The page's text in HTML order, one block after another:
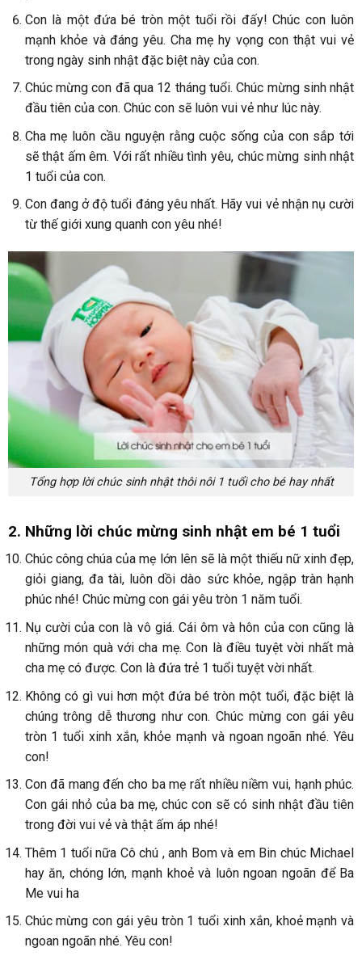
Con là một đứa bé tròn một tuổi rồi đấy! Chúc con luôn
mạnh khỏe và đáng yêu. Cha mẹ hy vọng con thật vui vẻ
trong ngày sinh nhật đặc biệt này của con.
Chúc mừng con đã qua 12 tháng tuổi. Chúc mừng sinh nhật
đầu tiên của con. Chúc con sẽ luôn vui vẻ như lúc này.
Cha mẹ luôn cầu nguyện rằng cuộc sống của con sắp tới
sẽ thật ấm êm. Với rất nhiều tình yêu, chúc mừng sinh nhật
1 tuổi của con.
Con đang ở độ tuổi đáng yêu nhất. Hãy vui vẻ nhận nụ cười
từ thế giới xung quanh con yêu nhé!
Tổng hợp lời chúc sinh nhật thôi nôi 1 tuổi cho bé hay nhất
2. Những lời chúc mừng sinh nhật em bé 1 tuổi
Chúc công chúa của mẹ lớn lên sẽ là một thiếu nữ xinh đẹp,
giỏi giang, đa tài, luôn dồi dào sức khỏe, ngập tràn hạnh
phúc nhé! Chúc mừng con gái yêu tròn 1 năm tuổi.
Nụ cười của con là vô giá. Cái ôm và hôn của con cũng là
những món quà với cha mẹ. Con là điều tuyệt vời nhất mà
cha mẹ có được. Con là đứa trẻ 1 tuổi tuyệt vời nhất.
Không có gì vui hơn một đứa bé tròn một tuổi, đặc biệt là
chúng trông dễ thương như con. Chúc mừng con gái yêu
tròn 1 tuổi xinh xắn, khỏe mạnh và ngoan ngoãn nhé. Yêu
con!
Con đã mang đến cho ba mẹ rất nhiều niềm vui, hạnh phúc.
Con gái nhỏ của ba mẹ, chúc con sẽ có sinh nhật đầu tiên
trong đời vui vẻ và thật ấm áp nhé!
Thêm 1 tuổi nữa Cô chú , anh Bom và em Bin chúc Michael
hay ăn, chóng lớn, mạnh khoẻ và luôn ngoan ngoãn để Ba
Me vui ha
Chúc mừng con gái yêu tròn 1 tuổi xinh xắn, khoẻ mạnh và
ngoan ngoãn nhé. Yêu con!